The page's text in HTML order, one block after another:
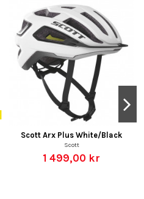
Scott Arx Plus White/Black
Scott
1 499,00 kr